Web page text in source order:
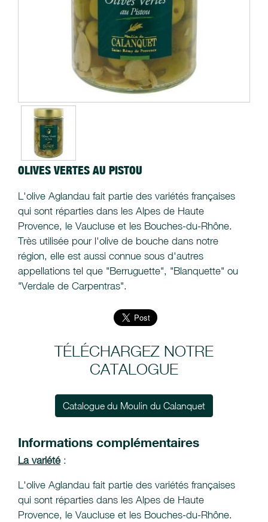
OLIVES VERTES AU PISTOU
L'olive Aglandau fait partie des variétés françaises
qui sont réparties dans les Alpes de Haute
Provence, le Vaucluse et les Bouches-du-Rhône.
Très utilisée pour l'olive de bouche dans notre
région, elle est aussi connue sous d'autres
appellations tel que "Berruguette", "Blanquette" ou
"Verdale de Carpentras".
TÉLÉCHARGEZ NOTRE
CATALOGUE
Catalogue du Moulin du Calanquet
Informations complémentaires
La variété :
L'olive Aglandau fait partie des variétés françaises
qui sont réparties dans les Alpes de Haute
Provence, le Vaucluse et les Bouches-du-Rhône.